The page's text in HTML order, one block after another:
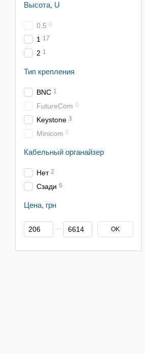
Высота, U
0.5 0
1 17
2 1
Тип крепления
BNC 1
FutureCom 0
Keystone 3
Minicom 0
Кабельный органайзер
Нет 2
Сзади 6
Цена, грн
От Цена, грн
До Цена, грн OK